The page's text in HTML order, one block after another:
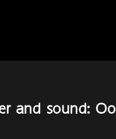
and sound: Oo